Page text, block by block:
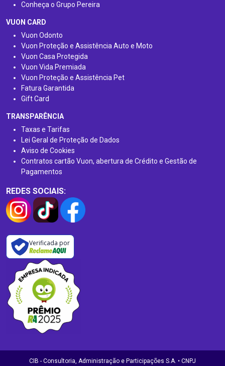
Conheça o Grupo Pereira
VUON CARD
Vuon Odonto
Vuon Proteção e Assistência Auto e Moto
Vuon Casa Protegida
Vuon Vida Premiada
Vuon Proteção e Assistência Pet
Fatura Garantida
Gift Card
TRANSPARÊNCIA
Taxas e Tarifas
Lei Geral de Proteção de Dados
Aviso de Cookies
Contratos cartão Vuon, abertura de Crédito e Gestão de
Pagamentos
REDES SOCIAIS:
Verificada por
CIB - Consultoria, Administração e Participações S.A. • CNPJ